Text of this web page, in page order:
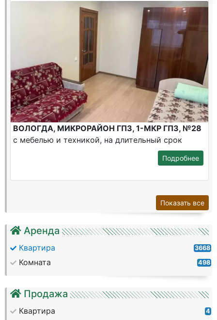
Аренда
Квартира 3668
Комната 498
Продажа
Квартира 4
ВОЛОГДА, МИКРОРАЙОН ГПЗ, 1-МКР ГПЗ, №28
с мебелью и техникой, на длительный срок
Подробнее
Показать все